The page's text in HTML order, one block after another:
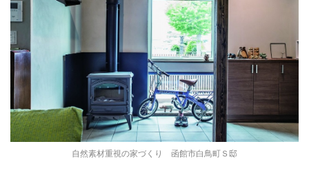
自然素材重視の家づくり 函館市白鳥町Ｓ邸